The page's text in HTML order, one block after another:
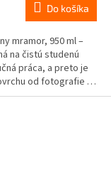
Do košíka
mramor, 950 ml –
na čistú studenú
práca, a preto je
od fotografie sú
na čistú